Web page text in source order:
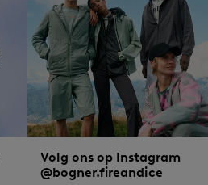
Volg ons op Instagram
@bogner.fireandice